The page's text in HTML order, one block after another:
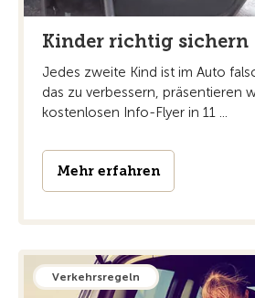
Kinder richtig sichern
Jedes zweite Kind ist im Auto
das zu verbessern, präsentieren
kostenlosen Info-Flyer in 11 ...
Mehr erfahren
Verkehrsregeln